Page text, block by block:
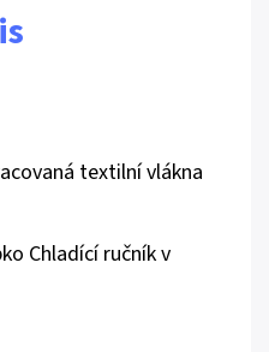
textilní vlákna
Chladící ručník v